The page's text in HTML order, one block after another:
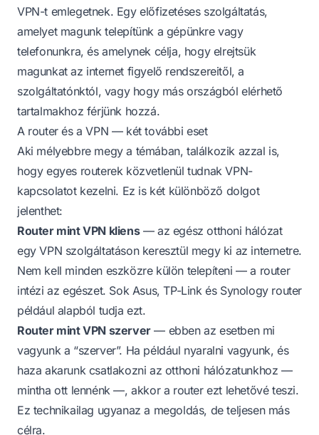
VPN-t emlegetnek. Egy előfizetéses szolgáltatás,
amelyet magunk telepítünk a gépünkre vagy
telefonunkra, és amelynek célja, hogy elrejtsük
magunkat az internet figyelő rendszereitől, a
szolgáltatónktól, vagy hogy más országból elérhető
tartalmakhoz férjünk hozzá.
A router és a VPN — két további eset
Aki mélyebbre megy a témában, találkozik azzal is,
hogy egyes routerek közvetlenül tudnak VPN-
kapcsolatot kezelni. Ez is két különböző dolgot
jelenthet:
Router mint VPN kliens— az egész otthoni hálózat
egy VPN szolgáltatáson keresztül megy ki az internetre.
Nem kell minden eszközre külön telepíteni — a router
intézi az egészet. Sok Asus, TP-Link és Synology router
például alapból tudja ezt.
Router mint VPN szerver— ebben az esetben mi
vagyunk a “szerver”. Ha például nyaralni vagyunk, és
haza akarunk csatlakozni az otthoni hálózatunkhoz —
mintha ott lennénk —, akkor a router ezt lehetővé teszi.
Ez technikailag ugyanaz a megoldás, de teljesen más
célra.